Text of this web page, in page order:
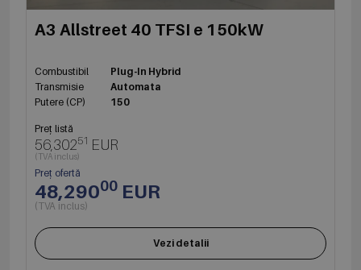
A3 Allstreet 40 TFSI e 150kW
Combustibil
Plug-In Hybrid
Transmisie
Automata
Putere (CP)
150
Preț listă
56,30251 EUR
(TVA inclus)
Preț ofertă
48,29000 EUR
(TVA inclus)
Vezi detalii